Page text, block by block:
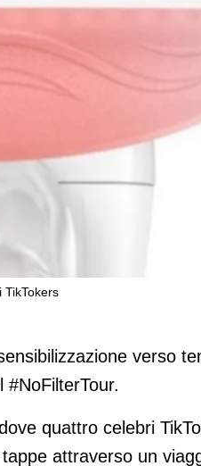
TikTokers
Venus con
verso
quattro celebri
attraverso un